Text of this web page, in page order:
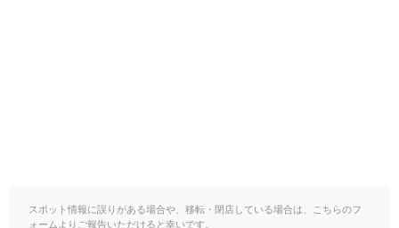
スポット情報に誤りがある場合や、移転・閉店している場合は、こちらのフ
ォームよりご報告いただけると幸いです。